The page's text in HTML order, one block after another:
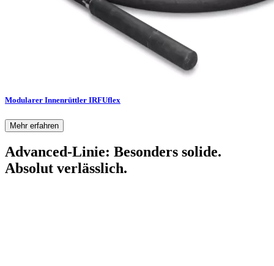
Modularer Innenrüttler IRFUflex
Mehr erfahren
Advanced-Linie: Besonders solide.
Absolut verlässlich.